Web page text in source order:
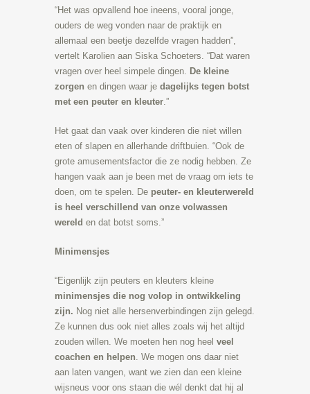
“Het was opvallend hoe ineens, vooral jonge,
ouders de weg vonden naar de praktijk en
allemaal een beetje dezelfde vragen hadden”,
vertelt Karolien aan Siska Schoeters. “Dat waren
vragen over heel simpele dingen. De kleine
zorgen en dingen waar je dagelijks tegen botst
met een peuter en kleuter.”
Het gaat dan vaak over kinderen die niet willen
eten of slapen en allerhande driftbuien. “Ook de
grote amusementsfactor die ze nodig hebben. Ze
hangen vaak aan je been met de vraag om iets te
doen, om te spelen. De peuter- en kleuterwereld
is heel verschillend van onze volwassen
wereld en dat botst soms.”
Minimensjes
“Eigenlijk zijn peuters en kleuters kleine
minimensjes die nog volop in ontwikkeling
zijn. Nog niet alle hersenverbindingen zijn gelegd.
Ze kunnen dus ook niet alles zoals wij het altijd
zouden willen. We moeten hen nog heel veel
coachen en helpen. We mogen ons daar niet
aan laten vangen, want we zien dan een kleine
wijsneus voor ons staan die wél denkt dat hij al